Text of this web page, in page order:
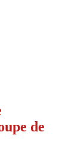
de